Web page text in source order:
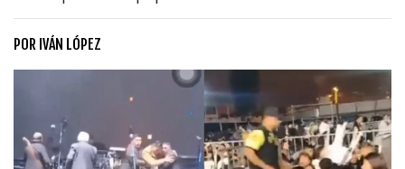
POR IVÁN LÓPEZ